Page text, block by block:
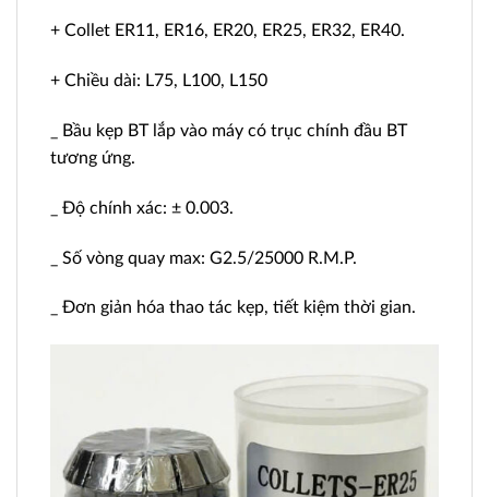
+ Collet ER11, ER16, ER20, ER25, ER32, ER40.
+ Chiều dài: L75, L100, L150
_ Bầu kẹp BT lắp vào máy có trục chính đầu BT
tương ứng.
_ Độ chính xác: ± 0.003.
_ Số vòng quay max: G2.5/25000 R.M.P.
_ Đơn giản hóa thao tác kẹp, tiết kiệm thời gian.